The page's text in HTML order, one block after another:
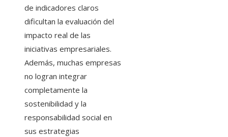
de indicadores claros
dificultan la evaluación del
impacto real de las
iniciativas empresariales.
Además, muchas empresas
no logran integrar
completamente la
sostenibilidad y la
responsabilidad social en
sus estrategias